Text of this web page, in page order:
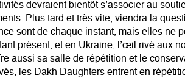
devraient bientôt s’associer au
Plus tard et très vite, viendra la
sont de chaque instant, mais elles ne
présent, et en Ukraine, l’œil rivé aux
aussi sa salle de répétition et le
les Dakh Daughters entrent en